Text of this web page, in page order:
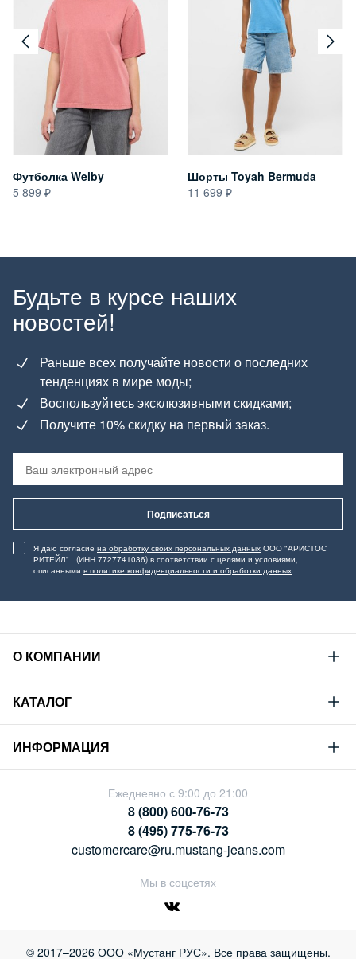
Футболка Welby
5 899
Шорты Toyah Bermuda
11 699
Будьте в курсе наших
новостей!
Раньше всех получайте новости о последних
тенденциях в мире моды;
Воспользуйтесь эксклюзивными скидками;
Получите 10% скидку на первый заказ.
Подписаться
Я даю согласие на обработку своих персональных данных ООО "АРИСТОС
РИТЕЙЛ" (ИНН 7727741036) в соответствии с целями и условиями,
описанными в политике конфиденциальности и обработки данных
О КОМПАНИИ
Mustang
Философия
Устойчивое развитие
Сотрудничество
КАТАЛОГ
Новая коллекция
Гид по мужскому дениму
Гид по женскому дениму
ИНФОРМАЦИЯ
Условия продажи
Политика конфиденциальности
Ежедневно с 9:00 до 21:00
8 (800) 600-76-73
8 (495) 775-76-73
customercare@ru.mustang-jeans.com
Мы в соцсетях
© 2017–2026 ООО «Мустанг РУС». Все права защищены.